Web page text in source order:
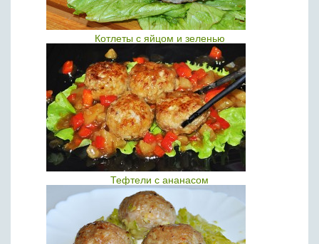
Котлеты с яйцом и зеленью
Тефтели с ананасом